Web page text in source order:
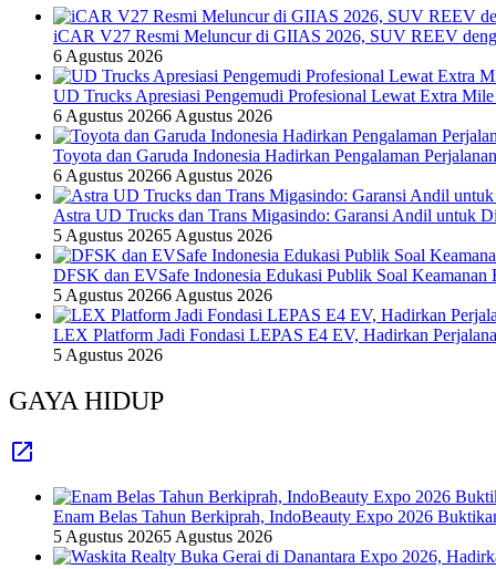
iCAR V27 Resmi Meluncur di GIIAS 2026, SUV REEV
6 Agustus 2026
UD Trucks Apresiasi Pengemudi Profesional Lewat Extra
6 Agustus 20266 Agustus 2026
Toyota dan Garuda Indonesia Hadirkan Pengalaman
6 Agustus 20266 Agustus 2026
Astra UD Trucks dan Trans Migasindo: Garansi Andil untuk
5 Agustus 20265 Agustus 2026
DFSK dan EVSafe Indonesia Edukasi Publik Soal
5 Agustus 20266 Agustus 2026
LEX Platform Jadi Fondasi LEPAS E4 EV, Hadirkan
5 Agustus 2026
GAYA HIDUP
Enam Belas Tahun Berkiprah, IndoBeauty Expo 2026
5 Agustus 20265 Agustus 2026